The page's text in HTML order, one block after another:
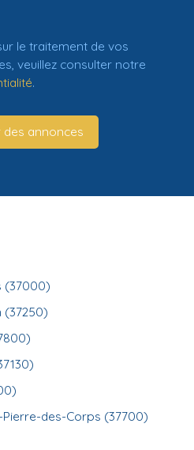
le traitement de vos
veuillez consulter notre
.
des annonces
(37000)
(37250)
des-Corps (37700)